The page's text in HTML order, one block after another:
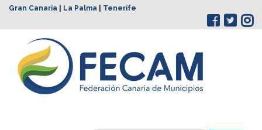
Gran Canaria La Palma Tenerife